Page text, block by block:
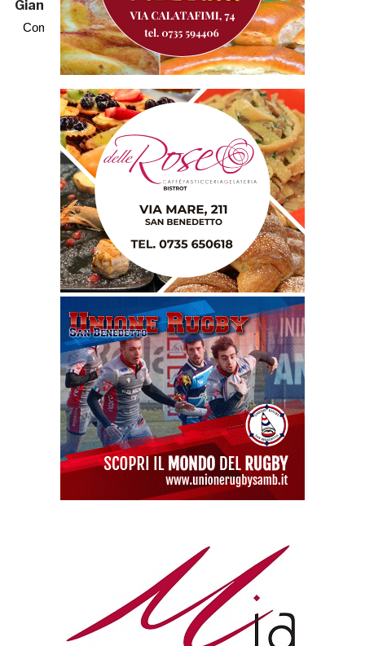
Gian Marco Calvaresi
Commenti